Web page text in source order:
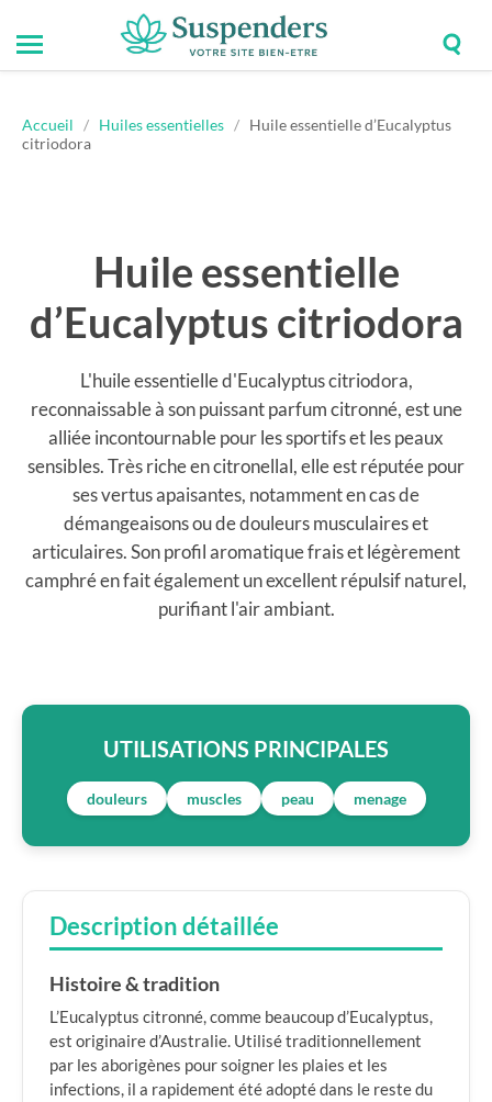
Suspenders
Toggle
mobile
Accueil / Huiles essentielles / Huile essentielle d’Eucalyptus
citriodora
Huile essentielle
d’Eucalyptus citriodora
L'huile essentielle d'Eucalyptus citriodora,
reconnaissable à son puissant parfum citronné, est une
alliée incontournable pour les sportifs et les peaux
sensibles. Très riche en citronellal, elle est réputée pour
ses vertus apaisantes, notamment en cas de
démangeaisons ou de douleurs musculaires et
articulaires. Son profil aromatique frais et légèrement
camphré en fait également un excellent répulsif naturel,
purifiant l'air ambiant.
UTILISATIONS PRINCIPALES
douleurs muscles peau menage
Description détaillée
Histoire & tradition
L’Eucalyptus citronné, comme beaucoup d’Eucalyptus,
est originaire d’Australie. Utilisé traditionnellement
par les aborigènes pour soigner les plaies et les
infections, il a rapidement été adopté dans le reste du